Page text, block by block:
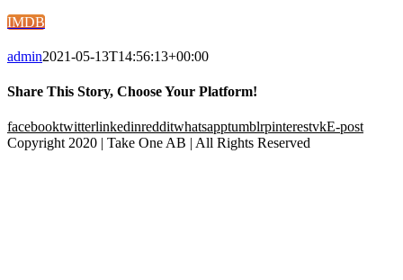
IMDB
admin2021-05-13T14:56:13+00:00
Share This Story, Choose Your Platform!
facebooktwitterlinkedinredditwhatsapptumblrpinterestvkE-post
Copyright 2020 | Take One AB | All Rights Reserved